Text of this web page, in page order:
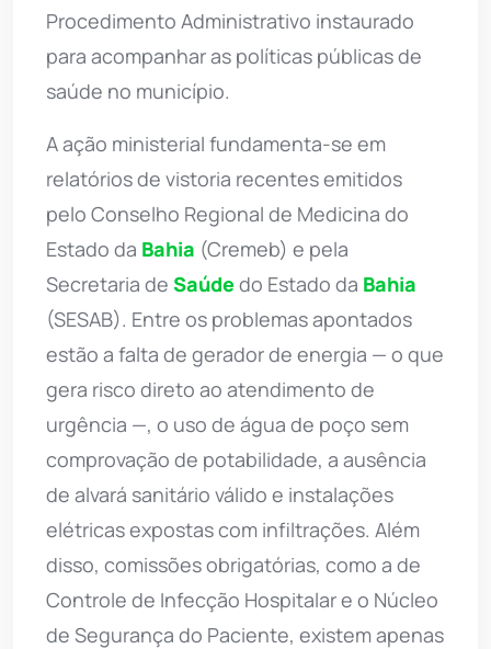
Procedimento Administrativo instaurado
para acompanhar as políticas públicas de
saúde no município.
A ação ministerial fundamenta-se em
relatórios de vistoria recentes emitidos
pelo Conselho Regional de Medicina do
Estado da Bahia (Cremeb) e pela
Secretaria de Saúdedo Estado da Bahia
(SESAB). Entre os problemas apontados
estão a falta de gerador de energia — o que
gera risco direto ao atendimento de
urgência —, o uso de água de poço sem
comprovação de potabilidade, a ausência
de alvará sanitário válido e instalações
elétricas expostas com infiltrações. Além
disso, comissões obrigatórias, como a de
Controle de Infecção Hospitalar e o Núcleo
de Segurança do Paciente, existem apenas